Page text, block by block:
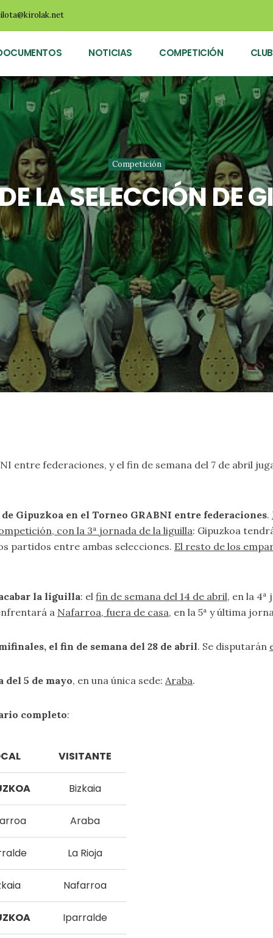
NOTICIAS COMPETICIÓN
Competición
LA SELECCIÓN DE
entre federaciones, y el fin de semana del 7 de abril
Gipuzkoa en el Torneo GRABNI entre federaciones.
con la 3ª jornada de la liguilla: Gipuzkoa
partidos entre ambas selecciones. El resto de los
la liguilla: el fin de semana del 14 de abril, en la
a Nafarroa, fuera de casa, en la 5ª y última
el fin de semana del 28 de abril. Se disputarán
del 5 de mayo, en una única sede: Araba.
completo:
VISITANTE
Bizkaia
Araba
La Rioja
Nafarroa
Iparralde